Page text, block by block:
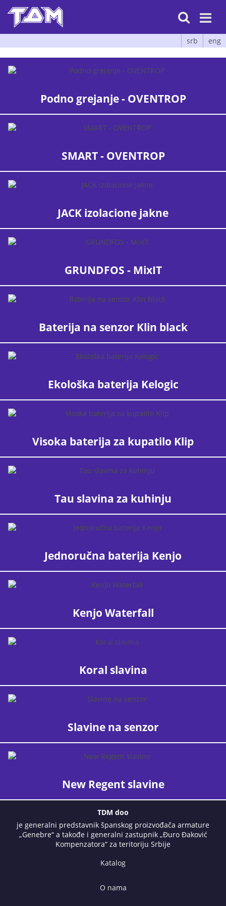

srb eng
Podno grejanje - OVENTROP
SMART - OVENTROP
JACK izolacione jakne
GRUNDFOS - MixIT
Baterija na senzor Klin black
Ekološka baterija Kelogic
Visoka baterija za kupatilo Klip
Tau slavina za kuhinju
Jednoručna baterija Kenjo
Kenjo Waterfall
Koral slavina
Slavine na senzor
New Regent slavine
TDM doo
je generalni predstavnik španskog proizvođača armature
„Genebre“ a takođe i generalni zastupnik „Đuro Đaković
Kompenzatora“ za teritoriju Srbije
Katalog
O nama